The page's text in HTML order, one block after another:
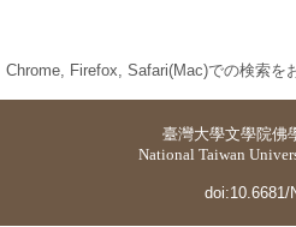
Chrome, Firefox, Safari(Mac)での検索を
臺灣大學文學院佛
National Taiwan
doi:10.6681/